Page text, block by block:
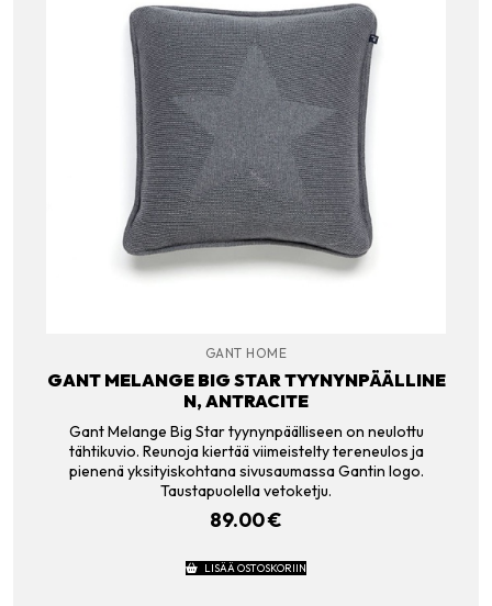
GANT HOME
GANT MELANGE BIG STAR TYYNYNPÄÄLLINE
N, ANTRACITE
Gant Melange Big Star tyynynpäälliseen on neulottu
tähtikuvio. Reunoja kiertää viimeistelty tereneulos ja
pienenä yksityiskohtana sivusaumassa Gantin logo.
Taustapuolella vetoketju.
89.00€
LISÄÄ OSTOSKORIIN